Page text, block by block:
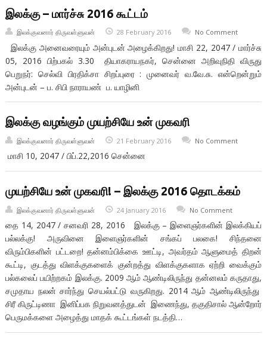
இலக்கு – மார்ச்சு 2016 கூட்டம்
இலக்குவனார் திருவள்ளுவன் 28 February 2016 No Comment
இலக்கு அனைவரையும் அன்புடன் அழைக்கிறது! மாசி 22, 2047 / மார்ச்சு
05, 2016 பிற்பகல் 3.30 தியாகராயநகர், சென்னை அறிவுநிதி விருது
பெறுநர்: செல்வி பிரதிக்சா சிறப்புரை : முனைவர் வ.வே.சு. என்றென்றும்
அன்புடன் – ப. சிபி நாராயண் ப. யாழினி
இலக்கு வழங்கும் முயற்சியே உன் முகவரி
இலக்குவனார் திருவள்ளுவன் 21 February 2016 No Comment
மாசி 10, 2047 / பிப்.22,2016 சென்னை
முயற்சியே உன் முகவரி! – இலக்கு 2016 தொடக்கம்
இலக்குவனார் திருவள்ளுவன் 24 January 2016 No Comment
தை 14, 2047 / சனவரி 28, 2016 இலக்கு – இளைஞர்களின் இலக்கியப்
பல்லக்கு! அருவினை இளைஞர்களின் சங்கப் பலகை! சிந்தனை
விரும்பிகளின் பட்டறை! தன்னம்பிக்கை ஊட்டி, அவர்தம் ஆளுமைத் திறன்
கூட்டி, குடத்து விளக்குகளைக் குன்றத்து விளக்குகளாக ஏற்றி வைக்கும்
பல்கலைப் பயிற்றகம் இலக்கு. 2009 ஆம் ஆண்டிலிருந்து தன்னலம் கருதாது,
சமுதாய நலன் சார்ந்து செயல்பட்டு வருகிறது. 2014 ஆம் ஆண்டிலிருந்து
சிரீ கிருட்டிணா இனிப்பக நிறுவனத்துடன் இணைந்து, தகுதிசால் ஆன்றோர்
பெருமக்களை அழைத்து மாதக் கூட்டங்கள் நடத்தி…